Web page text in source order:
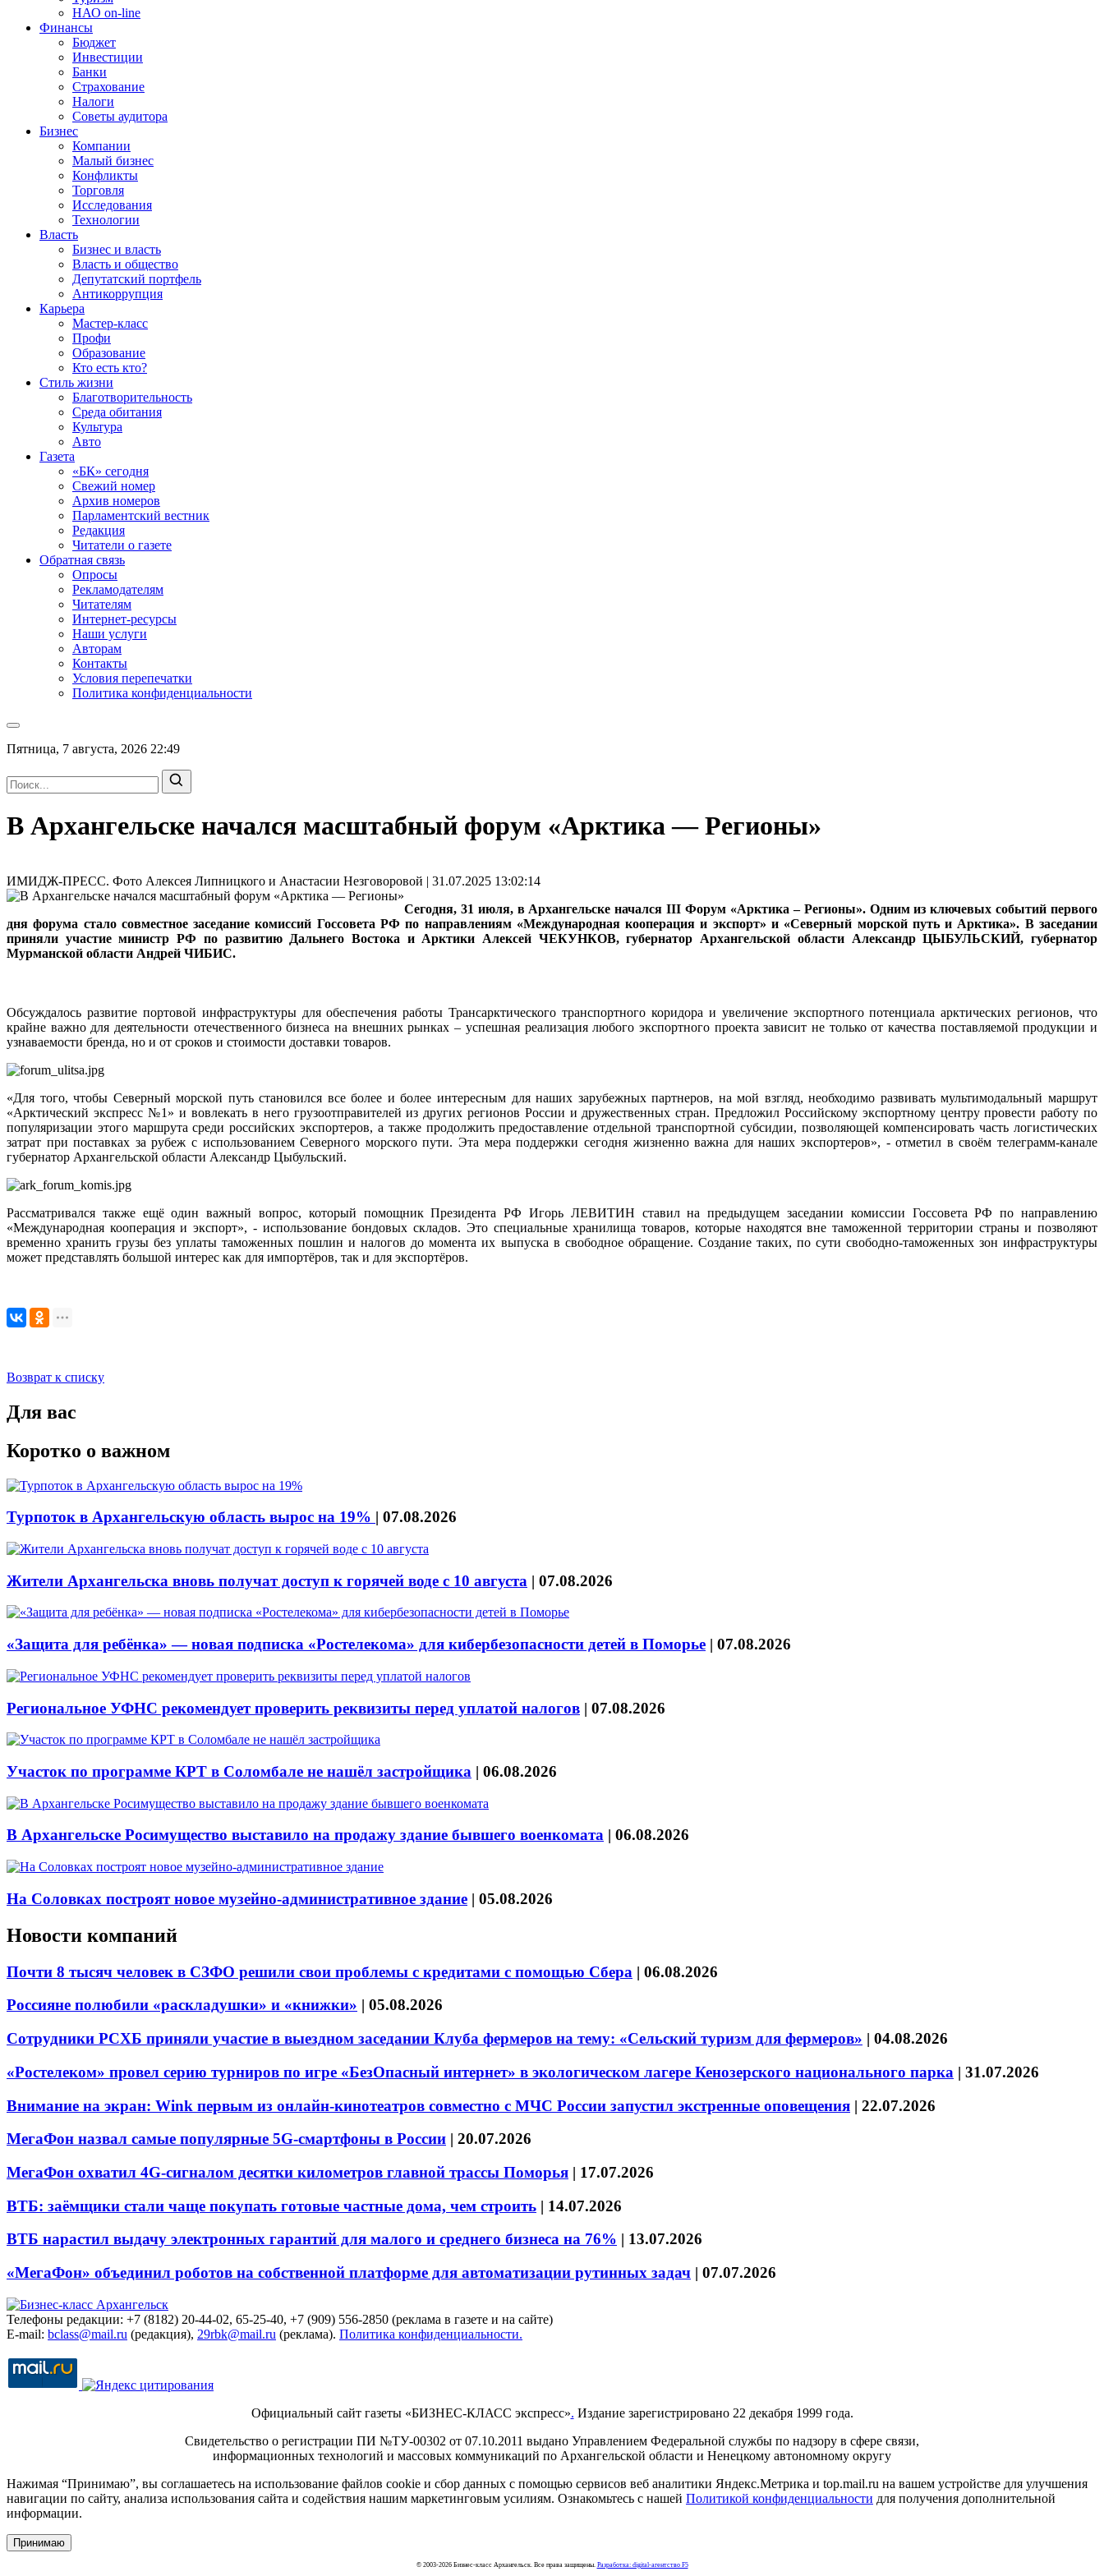
НАО on-line
Финансы
Бюджет
Инвестиции
Банки
Страхование
Налоги
Советы аудитора
Бизнес
Компании
Малый бизнес
Конфликты
Торговля
Исследования
Технологии
Власть
Бизнес и власть
Власть и общество
Депутатский портфель
Антикоррупция
Карьера
Мастер-класс
Профи
Образование
Кто есть кто?
Стиль жизни
Благотворительность
Среда обитания
Культура
Авто
Газета
«БК» сегодня
Свежий номер
Архив номеров
Парламентский вестник
Редакция
Читатели о газете
Обратная связь
Опросы
Рекламодателям
Читателям
Интернет-ресурсы
Наши услуги
Авторам
Контакты
Условия перепечатки
Политика конфиденциальности
Пятница, 7 августа, 2026 22:49
В Архангельске начался масштабный форум «Арктика — Регионы»
ИМИДЖ-ПРЕСС. Фото Алексея Липницкого и Анастасии Незговоровой | 31.07.2025 13:02:14
Сегодня, 31 июля, в Архангельске начался III Форум «Арктика – Регионы». Одним из ключевых событий первого
дня форума стало совместное заседание комиссий Госсовета РФ по направлениям «Международная кооперация и экспорт» и «Северный морской путь и Арктика». В заседании
приняли участие министр РФ по развитию Дальнего Востока и Арктики Алексей ЧЕКУНКОВ, губернатор Архангельской области Александр ЦЫБУЛЬСКИЙ, губернатор
Мурманской области Андрей ЧИБИС.
Обсуждалось развитие портовой инфраструктуры для обеспечения работы Трансарктического транспортного коридора и увеличение экспортного потенциала арктических регионов, что
крайне важно для деятельности отечественного бизнеса на внешних рынках – успешная реализация любого экспортного проекта зависит не только от качества поставляемой продукции и
узнаваемости бренда, но и от сроков и стоимости доставки товаров.
«Для того, чтобы Северный морской путь становился все более и более интересным для наших зарубежных партнеров, на мой взгляд, необходимо развивать мультимодальный маршрут
«Арктический экспресс №1» и вовлекать в него грузоотправителей из других регионов России и дружественных стран. Предложил Российскому экспортному центру провести работу по
популяризации этого маршрута среди российских экспортеров, а также продолжить предоставление отдельной транспортной субсидии, позволяющей компенсировать часть логистических
затрат при поставках за рубеж с использованием Северного морского пути. Эта мера поддержки сегодня жизненно важна для наших экспортеров», - отметил в своём телеграмм-канале
губернатор Архангельской области Александр Цыбульский.
Рассматривался также ещё один важный вопрос, который помощник Президента РФ Игорь ЛЕВИТИН ставил на предыдущем заседании комиссии Госсовета РФ по направлению
«Международная кооперация и экспорт», - использование бондовых складов. Это специальные хранилища товаров, которые находятся вне таможенной территории страны и позволяют
временно хранить грузы без уплаты таможенных пошлин и налогов до момента их выпуска в свободное обращение. Создание таких, по сути свободно-таможенных зон инфраструктуры
может представлять большой интерес как для импортёров, так и для экспортёров.
Возврат к списку
Для вас
Коротко о важном
Турпоток в Архангельскую область вырос на 19% | 07.08.2026
Жители Архангельска вновь получат доступ к горячей воде с 10 августа | 07.08.2026
«Защита для ребёнка» — новая подписка «Ростелекома» для кибербезопасности детей в Поморье | 07.08.2026
Региональное УФНС рекомендует проверить реквизиты перед уплатой налогов | 07.08.2026
Участок по программе КРТ в Соломбале не нашёл застройщика | 06.08.2026
В Архангельске Росимущество выставило на продажу здание бывшего военкомата | 06.08.2026
На Соловках построят новое музейно-административное здание | 05.08.2026
Новости компаний
Почти 8 тысяч человек в СЗФО решили свои проблемы с кредитами с помощью Сбера | 06.08.2026
Россияне полюбили «раскладушки» и «книжки» | 05.08.2026
Сотрудники РСХБ приняли участие в выездном заседании Клуба фермеров на тему: «Сельский туризм для фермеров» | 04.08.2026
«Ростелеком» провел серию турниров по игре «БезОпасный интернет» в экологическом лагере Кенозерского национального парка | 31.07.2026
Внимание на экран: Wink первым из онлайн-кинотеатров совместно с МЧС России запустил экстренные оповещения | 22.07.2026
МегаФон назвал самые популярные 5G-смартфоны в России | 20.07.2026
МегаФон охватил 4G-сигналом десятки километров главной трассы Поморья | 17.07.2026
ВТБ: заёмщики стали чаще покупать готовые частные дома, чем строить | 14.07.2026
ВТБ нарастил выдачу электронных гарантий для малого и среднего бизнеса на 76% | 13.07.2026
«МегаФон» объединил роботов на собственной платформе для автоматизации рутинных задач | 07.07.2026
Телефоны редакции: +7 (8182) 20-44-02, 65-25-40, +7 (909) 556-2850 (реклама в газете и на сайте)
E-mail: bclass@mail.ru (редакция), 29rbk@mail.ru (реклама). Политика конфиденциальности.
Официальный сайт газеты «БИЗНЕС-КЛАСС экспресс». Издание зарегистрировано 22 декабря 1999 года.
Свидетельство о регистрации ПИ №ТУ-00302 от 07.10.2011 выдано Управлением Федеральной службы по надзору в сфере связи,
информационных технологий и массовых коммуникаций по Архангельской области и Ненецкому автономному округу
Нажимая “Принимаю”, вы соглашаетесь на использование файлов cookie и сбор данных с помощью сервисов веб аналитики Яндекс.Метрика и top.mail.ru на вашем устройстве для улучшения
навигации по сайту, анализа использования сайта и содействия нашим маркетинговым усилиям. Ознакомьтесь с нашей Политикой конфиденциальности для получения дополнительной
информации.
Принимаю
© 2003-2026 Бизнес-класс Архангельск. Все права защищены. Разработка: digital-агентство F5